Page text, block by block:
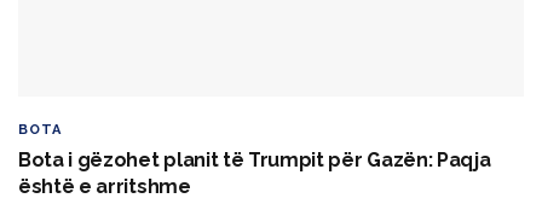
BOTA
Bota i gëzohet planit të Trumpit për Gazën: Paqja
është e arritshme